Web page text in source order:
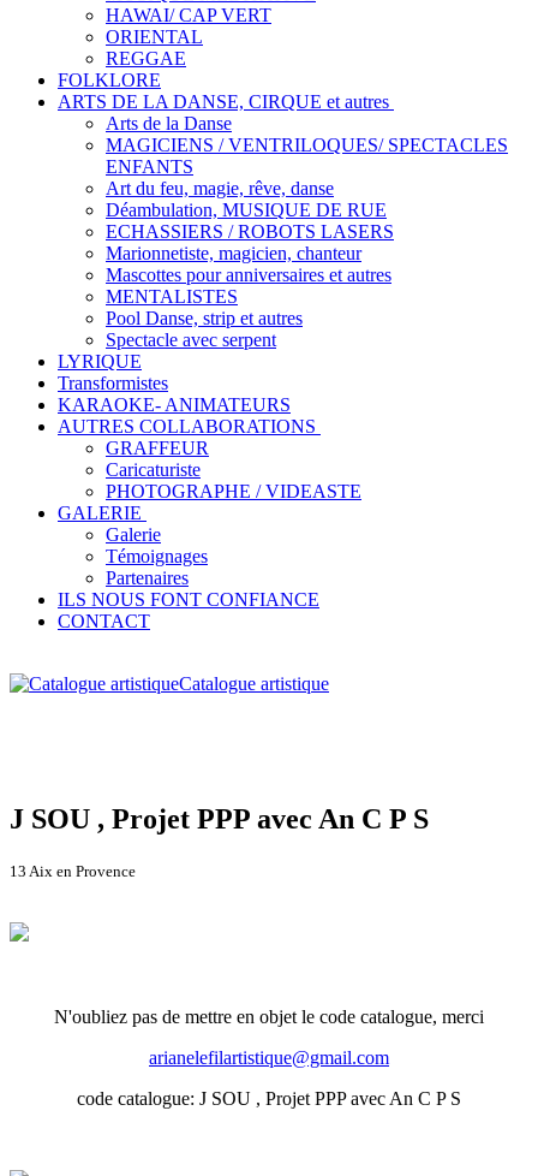
HAWAI/ CAP VERT
ORIENTAL
REGGAE
FOLKLORE
ARTS DE LA DANSE, CIRQUE et autres
Arts de la Danse
MAGICIENS / VENTRILOQUES/ SPECTACLES
ENFANTS
Art du feu, magie, rêve, danse
Déambulation, MUSIQUE DE RUE
ECHASSIERS / ROBOTS LASERS
Marionnetiste, magicien, chanteur
Mascottes pour anniversaires et autres
MENTALISTES
Pool Danse, strip et autres
Spectacle avec serpent
LYRIQUE
Transformistes
KARAOKE- ANIMATEURS
AUTRES COLLABORATIONS
GRAFFEUR
Caricaturiste
PHOTOGRAPHE / VIDEASTE
GALERIE
Galerie
Témoignages
Partenaires
ILS NOUS FONT CONFIANCE
CONTACT
Catalogue artistique
J SOU , Projet PPP avec An C P S
13 Aix en Provence
N'oubliez pas de mettre en objet le code catalogue, merci
arianelefilartistique@gmail.com
code catalogue: J SOU , Projet PPP avec An C P S